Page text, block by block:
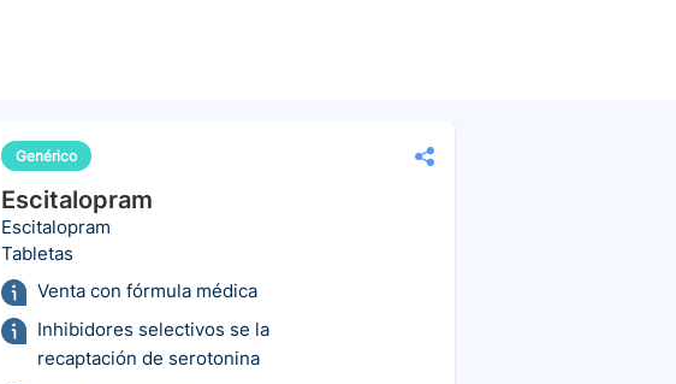
Genérico
Escitalopram
Escitalopram
Tabletas
Venta con fórmula médica
Inhibidores selectivos se la
recaptación de serotonina